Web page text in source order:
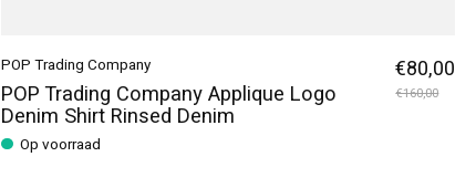
POP Trading Company
POP Trading Company Applique Logo
Denim Shirt Rinsed Denim
Op voorraad
€80,00
€160,00